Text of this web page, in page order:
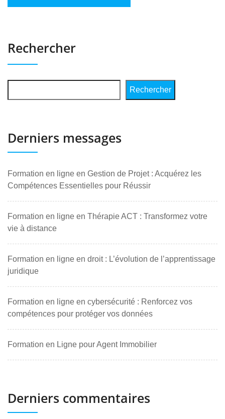
Rechercher
Rechercher
Derniers messages
Formation en ligne en Gestion de Projet : Acquérez les
Compétences Essentielles pour Réussir
Formation en ligne en Thérapie ACT : Transformez votre
vie à distance
Formation en ligne en droit : L’évolution de l’apprentissage
juridique
Formation en ligne en cybersécurité : Renforcez vos
compétences pour protéger vos données
Formation en Ligne pour Agent Immobilier
Derniers commentaires